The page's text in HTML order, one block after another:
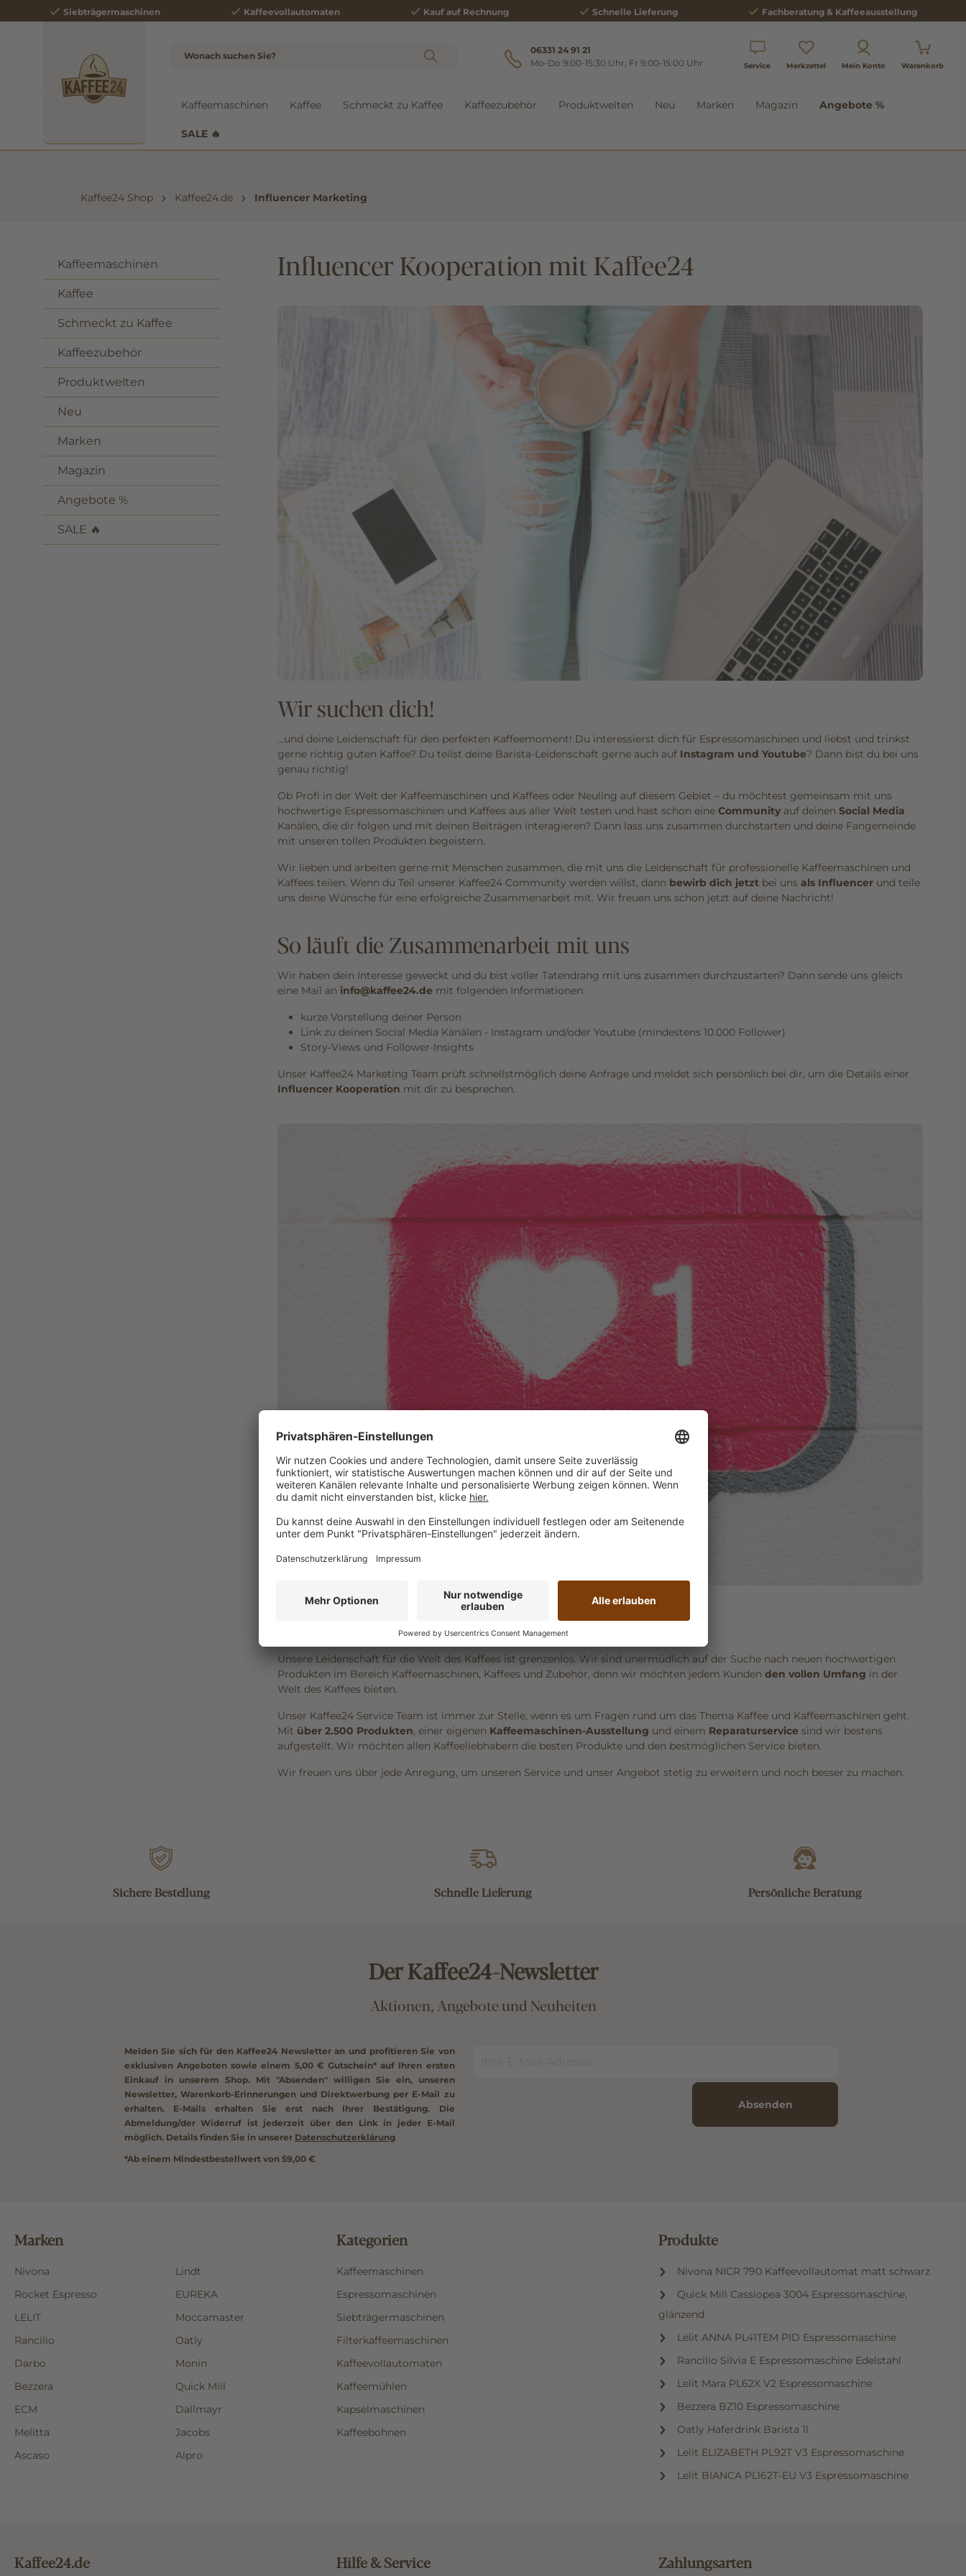
springen Zur Hauptnavigation springen
Siebträgermaschinen Kaffeevollautomaten Kauf auf Rechnung Schnelle Lieferung Fachberatung & Kaffeeausstellung
06331 24 91 21
Mo-Do 9:00-15:30 Uhr, Fr 9:00-15:00 Uhr
Service Merkzettel Mein Konto Warenkorb
Kaffeemaschinen Kaffee Schmeckt zu Kaffee Kaffeezubehör Produktwelten Neu Marken Magazin Angebote %
SALE 🔥
Kaffee24 Shop Kaffee24.de Influencer Marketing
Kaffeemaschinen
Kaffee
Schmeckt zu Kaffee
Kaffeezubehör
Produktwelten
Neu
Marken
Magazin
Angebote %
SALE 🔥
Influencer Kooperation mit Kaffee24
Wir suchen dich!
...und deine Leidenschaft für den perfekten Kaffeemoment! Du interessierst dich für Espressomaschinen und liebst und trinkst
gerne richtig guten Kaffee? Du teilst deine Barista-Leidenschaft gerne auch auf Instagram und Youtube? Dann bist du bei uns
genau richtig!
Ob Profi in der Welt der Kaffeemaschinen und Kaffees oder Neuling auf diesem Gebiet – du möchtest gemeinsam mit uns
hochwertige Espressomaschinen und Kaffees aus aller Welt testen und hast schon eine Community auf deinen Social Media
Kanälen, die dir folgen und mit deinen Beiträgen interagieren? Dann lass uns zusammen durchstarten und deine Fangemeinde
mit unseren tollen Produkten begeistern.
Wir lieben und arbeiten gerne mit Menschen zusammen, die mit uns die Leidenschaft für professionelle Kaffeemaschinen und
Kaffees teilen. Wenn du Teil unserer Kaffee24 Community werden willst, dann bewirb dich jetzt bei uns als Influencer und teile
uns deine Wünsche für eine erfolgreiche Zusammenarbeit mit. Wir freuen uns schon jetzt auf deine Nachricht!
So läuft die Zusammenarbeit mit uns
Wir haben dein Interesse geweckt und du bist voller Tatendrang mit uns zusammen durchzustarten? Dann sende uns gleich
eine Mail an info@kaffee24.de mit folgenden Informationen:
kurze Vorstellung deiner Person
Link zu deinen Social Media Kanälen - Instagram und/oder Youtube (mindestens 10.000 Follower)
Story-Views und Follower-Insights
Unser Kaffee24 Marketing Team prüft schnellstmöglich deine Anfrage und meldet sich persönlich bei dir, um die Details einer
Influencer Kooperation mit dir zu besprechen.
Über uns und was uns antreibt...
Unsere Leidenschaft für die Welt des Kaffees ist grenzenlos. Wir sind unermüdlich auf der Suche nach neuen hochwertigen
Produkten im Bereich Kaffeemaschinen, Kaffees und Zubehör, denn wir möchten jedem Kunden den vollen Umfang in der
Welt des Kaffees bieten.
Unser Kaffee24 Service Team ist immer zur Stelle, wenn es um Fragen rund um das Thema Kaffee und Kaffeemaschinen geht.
Mit über 2.500 Produkten, einer eigenen Kaffeemaschinen-Ausstellung und einem Reparaturservice sind wir bestens
aufgestellt. Wir möchten allen Kaffeeliebhabern die besten Produkte und den bestmöglichen Service bieten.
Wir freuen uns über jede Anregung, um unseren Service und unser Angebot stetig zu erweitern und noch besser zu machen.
Sichere Bestellung Schnelle Lieferung Persönliche Beratung
Der Kaffee24-Newsletter
Aktionen, Angebote und Neuheiten
Melden Sie sich für den Kaffee24 Newsletter an und profitieren Sie von
exklusiven Angeboten sowie einem 5,00 € Gutschein*auf Ihren ersten
Einkauf in unserem Shop. Mit "Absenden" willigen Sie ein, unseren
Newsletter, Warenkorb-Erinnerungen und Direktwerbung per E-Mail zu
erhalten. E-Mails erhalten Sie erst nach Ihrer Bestätigung. Die
Abmeldung/der Widerruf ist jederzeit über den Link in jeder E-Mail
möglich. Details finden Sie in unserer Datenschutzerklärung
*Ab einem Mindestbestellwert von 59,00 €
Absenden
Marken
Nivona
Lindt
Rocket Espresso
EUREKA
LELIT
Moccamaster
Rancilio
Oatly
Darbo
Monin
Bezzera
Quick Mill
ECM
Dallmayr
Melitta
Jacobs
Ascaso
Alpro
Kategorien
Kaffeemaschinen
Espressomaschinen
Siebträgermaschinen
Filterkaffeemaschinen
Kaffeevollautomaten
Kaffeemühlen
Kapselmaschinen
Kaffeebohnen
Produkte
Nivona NICR 790 Kaffeevollautomat matt schwarz
Quick Mill Cassiopea 3004 Espressomaschine,
glänzend
Lelit ANNA PL41TEM PID Espressomaschine
Rancilio Silvia E Espressomaschine Edelstahl
Lelit Mara PL62X V2 Espressomaschine
Bezzera BZ10 Espressomaschine
Oatly Haferdrink Barista 1l
Lelit ELIZABETH PL92T V3 Espressomaschine
Lelit BIANCA PL162T-EU V3 Espressomaschine
Kaffee24.de Hilfe & Service Zahlungsarten